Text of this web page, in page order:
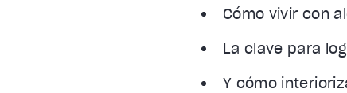
Cómo vivir con
La clave para
Y cómo